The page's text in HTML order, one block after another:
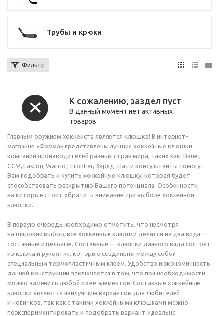
Трубы и крюки
Фильтр
К сожалению, раздел пуст
В данный момент нет активных
товаров
Главным оружием хоккеиста является клюшка! В интернет-
магазине «Форма» представлены лучшие хоккейные клюшки
компаний производителей разных стран мира, таких как: Bauer,
CCM, Easton, Warrior, Frontier, Заряд. Наши консультанты помогут
Вам подобрать и купить хоккейную клюшку, которая будет
способствовать раскрытию Вашего потенциала. Особенности,
на которые стоит обратить внимание при выборе хоккейной
клюшки.
В первую очередь необходимо отметить, что несмотря
на широкий выбор, все хоккейные клюшки делятся на два вида —
составные и цельные. Составные — клюшки данного вида состоят
из крюка и рукоятки, которые соединены между собой
специальным термопластичным клеем. Удобство и экономичность
данной конструкции заключается в том, что при необходимости
можно заменить любой из ее элементов. Составные хоккейные
клюшки являются наилучшим вариантом для любителей
и новичков, так как с такими хоккейными клюшками можно
поэкспериментировать и подобрать вариант идеально